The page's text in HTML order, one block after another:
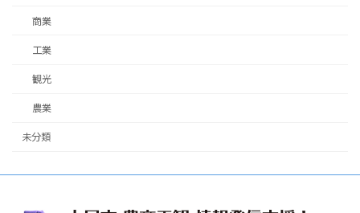
商業
工業
観光
農業
未分類